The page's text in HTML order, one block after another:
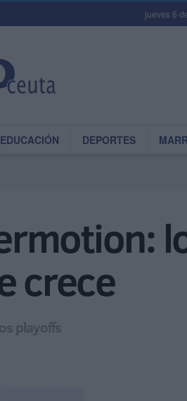
jueves 6
EDUCACIÓN DEPORTES
crece
playoffs